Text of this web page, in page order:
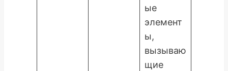
ые
элемент
ы,
вызываю
щие